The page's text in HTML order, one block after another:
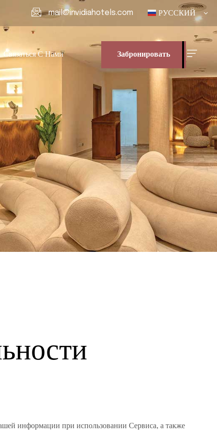
mail@invidiahotels.com РУССКИЙ
Связаться С Нами Забронировать
информации при использовании Сервиса, а также